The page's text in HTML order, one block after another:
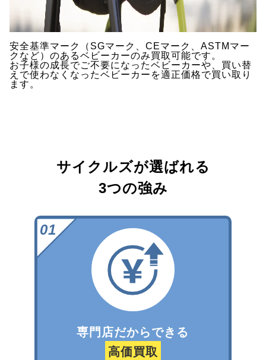
安全基準マーク（SGマーク、CEマーク、ASTMマー
クなど）のあるベビーカーのみ買取可能です。
お子様の成長でご不要になったベビーカーや、買い替
えで使わなくなったベビーカーを適正価格で買い取り
ます。
サイクルズが選ばれる
3つの強み
専門店だからできる
高価買取